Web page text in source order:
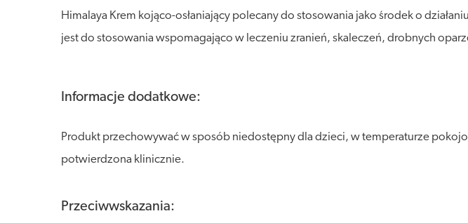
Himalaya Krem kojąco-osłaniający polecany do stosowania jako środek o
jest do stosowania wspomagająco w leczeniu zranień, skaleczeń, drobnych
Informacje dodatkowe:
Produkt przechowywać w sposób niedostępny dla dzieci, w temperaturze
potwierdzona klinicznie.
Przeciwwskazania: